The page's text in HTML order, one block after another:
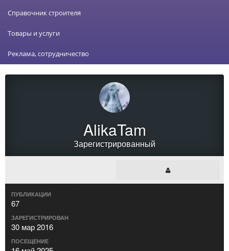
Справочник строителя
Товары и услуги
Реклама, сотрудничество
AlikaTam
Зарегистрированный
ПУБЛИКАЦИИ
67
ЗАРЕГИСТРИРОВАН
30 мар 2016
ПОСЕЩЕНИЕ